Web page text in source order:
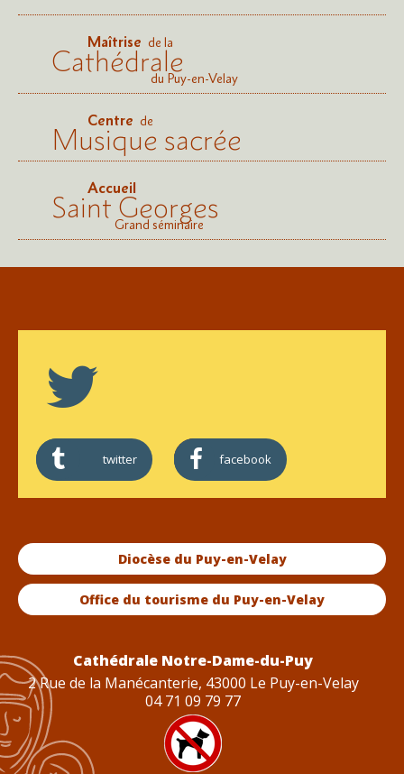
Maîtrise de la
Cathédraledu Puy-en-Velay
Centre de
Musique sacrée
Accueil
Saint Georges
Grand séminaire
twitter facebook
Diocèse du Puy-en-Velay
Office du tourisme du Puy-en-Velay
Cathédrale Notre-Dame-du-Puy
2 Rue de la Manécanterie, 43000 Le Puy-en-Velay
04 71 09 79 77